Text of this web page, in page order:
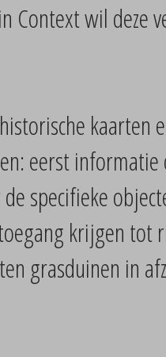
Context wil deze
kaarten
eerst
specifieke
krijgen tot
grasduinen in